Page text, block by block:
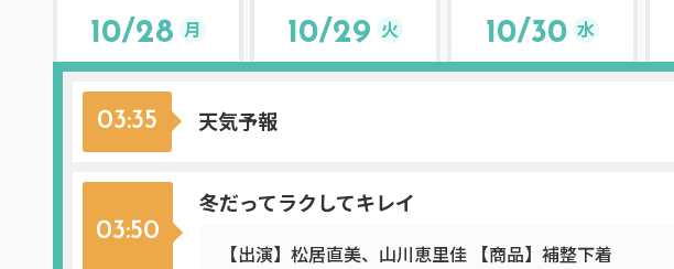
10/28 月 10/29 火 10/30 水
03:35 天気予報
03:50
冬だってラクしてキレイ
【出演】松居直美、山川恵里佳 【商品】補整下着